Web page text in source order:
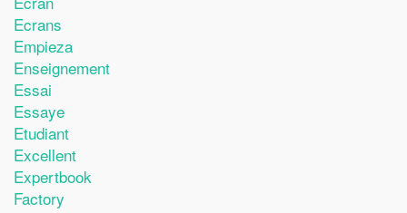
Ecrans
Empieza
Enseignement
Essai
Essaye
Etudiant
Excellent
Expertbook
Factory